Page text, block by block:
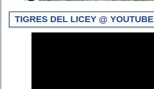
TIGRES DEL LICEY @ YOUTUBE